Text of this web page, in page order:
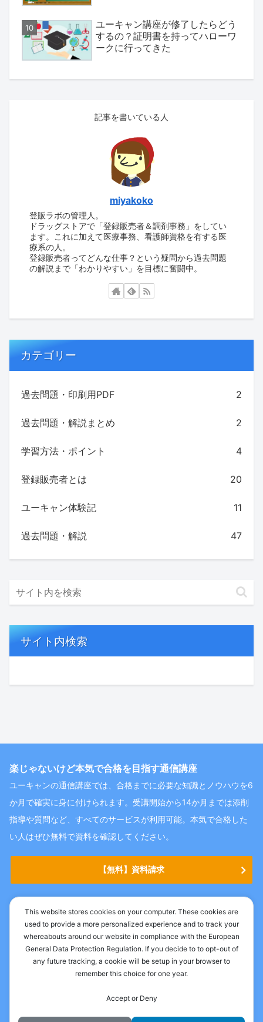
ユーキャン講座が修了したらどう
するの？証明書を持ってハローワ
ークに行ってきた
記事を書いている人
miyakoko
登販ラボの管理人。
ドラッグストアで「登録販売者＆調剤事務」をしてい
ます。これに加えて医療事務、看護師資格を有する医
療系の人。
登録販売者ってどんな仕事？という疑問から過去問題
の解説まで「わかりやすい」を目標に奮闘中。
カテゴリー
過去問題・印刷用PDF 2
過去問題・解説まとめ 2
学習方法・ポイント 4
登録販売者とは 20
ユーキャン体験記 11
過去問題・解説 47
サイト内検索
楽じゃないけど本気で合格を目指す通信講座
ユーキャンの通信講座では、合格までに必要な知識とノウハウを6
か月で確実に身に付けられます。受講開始から14か月までは添削
指導や質問など、すべてのサービスが利用可能。本気で合格した
い人はぜひ無料で資料を確認してください。
【無料】資料請求
お問い合わせ
運営者情報
プライバシ―ポリシー
This website stores cookies on your computer. These cookies are
used to provide a more personalized experience and to track your
whereabouts around our website in compliance with the European
General Data Protection Regulation. If you decide to to opt-out of
any future tracking, a cookie will be setup in your browser to
remember this choice for one year.
Accept or Deny